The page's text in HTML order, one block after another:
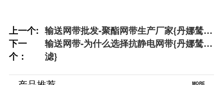
上一个: 输送网带批发-聚酯网带生产厂家{丹娜鸶过
滤}
下一
个：
输送网带-为什么选择抗静电网带{丹娜鸶过
滤}
MORE